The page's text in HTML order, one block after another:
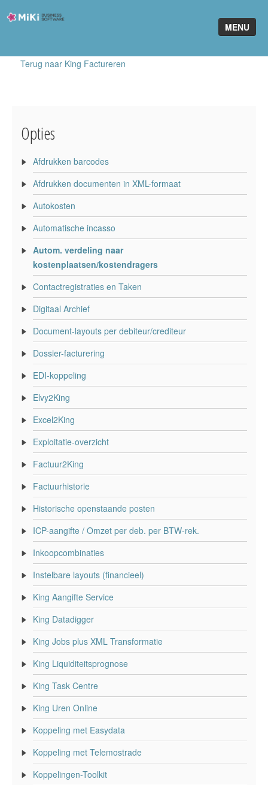
MENU
Software
Home
Telefonie
Partners
Klant worden
Terug naar King Factureren
Opties
Afdrukken barcodes
Afdrukken documenten in XML-formaat
Autokosten
Automatische incasso
Autom. verdeling naar
kostenplaatsen/kostendragers
Contactregistraties en Taken
Digitaal Archief
Document-layouts per debiteur/crediteur
Dossier-facturering
EDI-koppeling
Elvy2King
Excel2King
Exploitatie-overzicht
Factuur2King
Factuurhistorie
Historische openstaande posten
ICP-aangifte / Omzet per deb. per BTW-rek.
Inkoopcombinaties
Instelbare layouts (financieel)
King Aangifte Service
King Datadigger
King Jobs plus XML Transformatie
King Liquiditeitsprognose
King Task Centre
King Uren Online
Koppeling met Easydata
Koppeling met Telemostrade
Koppelingen-Toolkit